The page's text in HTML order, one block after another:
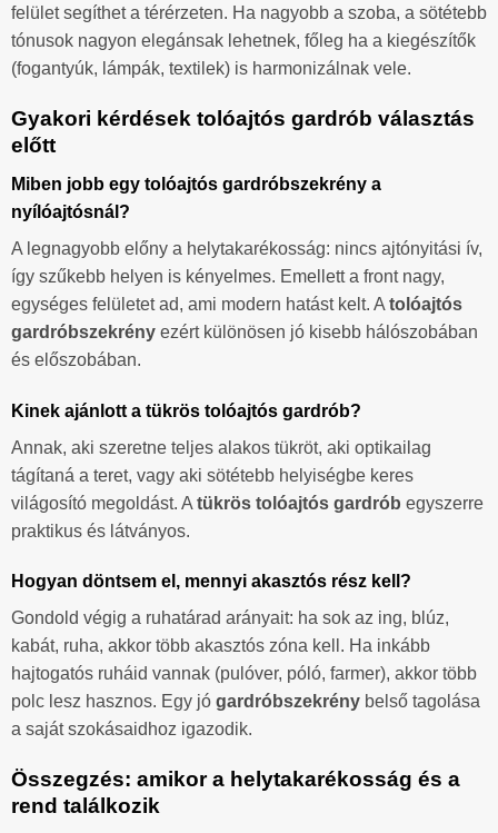
felület segíthet a térérzeten. Ha nagyobb a szoba, a sötétebb
tónusok nagyon elegánsak lehetnek, főleg ha a kiegészítők
(fogantyúk, lámpák, textilek) is harmonizálnak vele.
Gyakori kérdések tolóajtós gardrób választás
előtt
Miben jobb egy tolóajtós gardróbszekrény a
nyílóajtósnál?
A legnagyobb előny a helytakarékosság: nincs ajtónyitási ív,
így szűkebb helyen is kényelmes. Emellett a front nagy,
egységes felületet ad, ami modern hatást kelt. A tolóajtós
gardróbszekrény ezért különösen jó kisebb hálószobában
és előszobában.
Kinek ajánlott a tükrös tolóajtós gardrób?
Annak, aki szeretne teljes alakos tükröt, aki optikailag
tágítaná a teret, vagy aki sötétebb helyiségbe keres
világosító megoldást. A tükrös tolóajtós gardrób egyszerre
praktikus és látványos.
Hogyan döntsem el, mennyi akasztós rész kell?
Gondold végig a ruhatárad arányait: ha sok az ing, blúz,
kabát, ruha, akkor több akasztós zóna kell. Ha inkább
hajtogatós ruháid vannak (pulóver, póló, farmer), akkor több
polc lesz hasznos. Egy jó gardróbszekrény belső tagolása
a saját szokásaidhoz igazodik.
Összegzés: amikor a helytakarékosság és a
rend találkozik